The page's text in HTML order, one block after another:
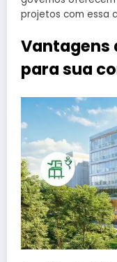
projetos com essa
Vantagens
para sua